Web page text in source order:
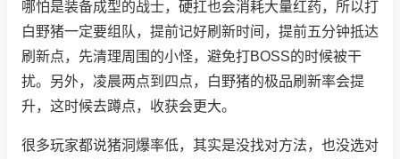
哪怕是装备成型的战士，硬扛也会消耗大量红药，所以打
白野猪一定要组队，提前记好刷新时间，提前五分钟抵达
刷新点，先清理周围的小怪，避免打BOSS的时候被干
扰。另外，凌晨两点到四点，白野猪的极品刷新率会提
升，这时候去蹲点，收获会更大。
很多玩家都说猪洞爆率低，其实是没找对方法，也没选对